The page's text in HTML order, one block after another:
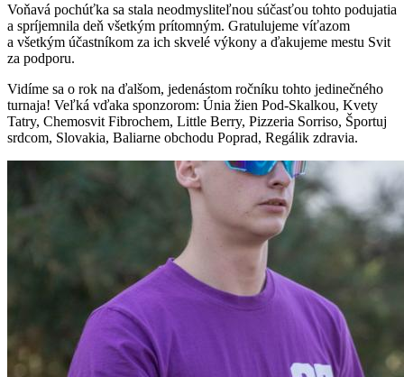
Voňavá pochúťka sa stala neodmysliteľnou súčasťou tohto podujatia
a spríjemnila deň všetkým prítomným. Gratulujeme víťazom
a všetkým účastníkom za ich skvelé výkony a ďakujeme mestu Svit
za podporu.
Vidíme sa o rok na ďalšom, jedenástom ročníku tohto jedinečného
turnaja! Veľká vďaka sponzorom: Únia žien Pod-Skalkou, Kvety
Tatry, Chemosvit Fibrochem, Little Berry, Pizzeria Sorriso, Športuj
srdcom, Slovakia, Baliarne obchodu Poprad, Regálik zdravia.